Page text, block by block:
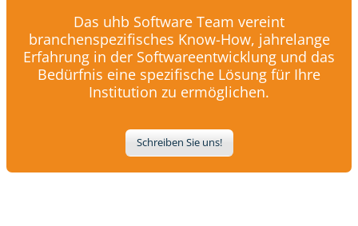
Das uhb Software Team vereint
branchenspezifisches Know-How, jahrelange
Erfahrung in der Softwareentwicklung und das
Bedürfnis eine spezifische Lösung für Ihre
Institution zu ermöglichen.
Schreiben Sie uns!